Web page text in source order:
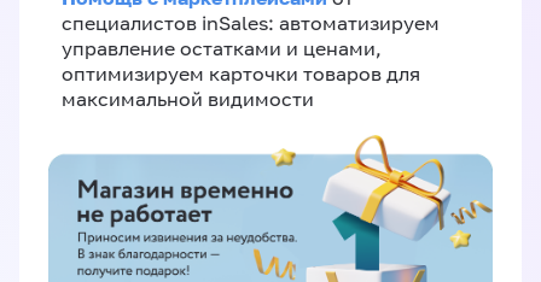
специалистов inSales: автоматизируем
управление остатками и ценами,
оптимизируем карточки товаров для
максимальной видимости